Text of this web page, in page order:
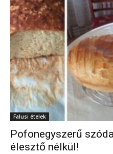
Falusi ételek
Pofonegyszerű
élesztő nélkül!